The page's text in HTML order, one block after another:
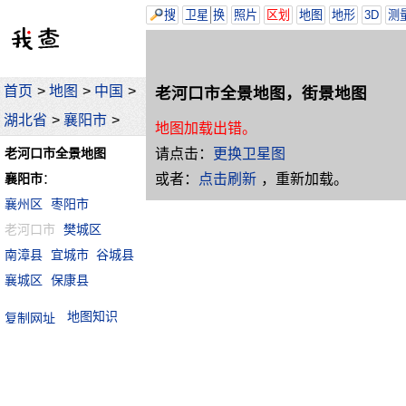
首页 > 地图 > 中国 >
湖北省 > 襄阳市 >
老河口市全景地图
襄阳市：
襄州区
枣阳市
老河口市 樊城区
南漳县
宜城市 谷城县
襄城区
保康县
地图知识
搜 卫星 换 照片 区划 地图 地形 3D 测
老河口市全景地图，街景地图
地图加载出错。
请点击：
更换卫星图
或者：
点击刷新 ，重新加载。